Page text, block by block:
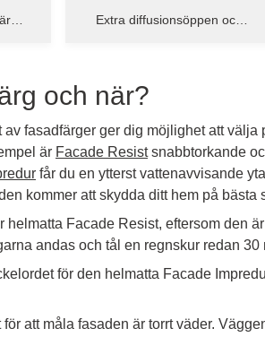
-
Extra diffusionsöppen och
och när?
av fasadfärger ger dig möjlighet att
är Facade Resistsnabbtorkande
får du en ytterst vattenavvisande
kommer att skydda ditt hem på bästa
helmatta Facade Resist, eftersom den
andas och tål en regnskur redan
för den helmatta Facade
att måla fasaden är torrt väder.